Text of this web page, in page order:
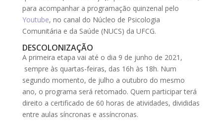
para acompanhar a programação quinzenal pelo
Youtube, no canal do Núcleo de Psicologia
Comunitária e da Saúde (NUCS) da UFCG.
DESCOLONIZAÇÃO
A primeira etapa vai até o dia 9 de junho de 2021,
sempre às quartas-feiras, das 16h às 18h. Num
segundo momento, de julho a outubro do mesmo
ano, o programa será retomado. Quem participar terá
direito a certificado de 60 horas de atividades, divididas
entre aulas síncronas e assíncronas.